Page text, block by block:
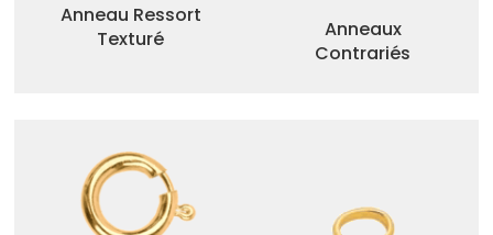
Anneau Ressort
Texturé
Anneaux
Contrariés